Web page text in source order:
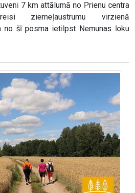
7 km attālumā no Prienu centra
ziemeļaustrumu virzienā
no šī posma ietilpst Nemunas loku